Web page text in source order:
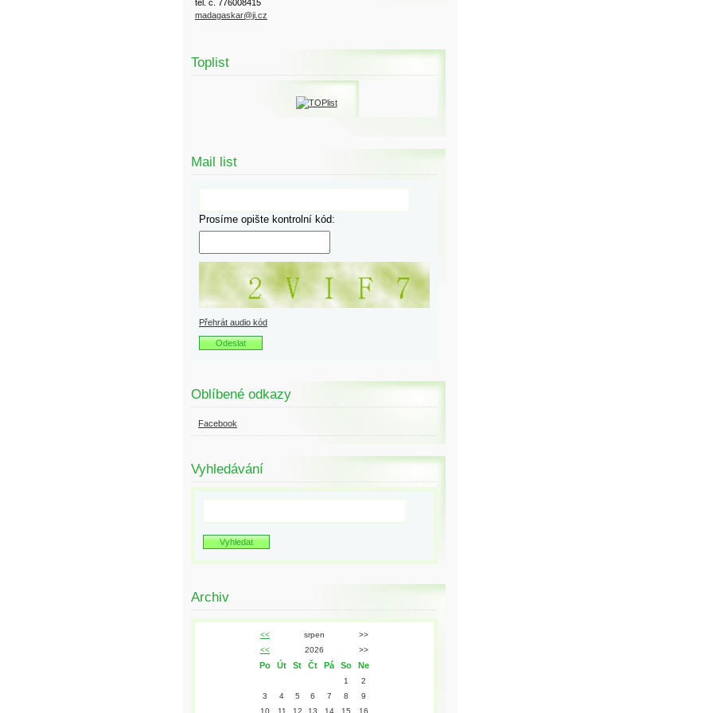
tel. č. 776008415
madagaskar@ji.cz
Toplist
Mail list
Prosíme opište kontrolní kód:
Přehrát audio kód
Oblíbené odkazy
Facebook
Vyhledávání
Archiv
<< srpen
>>
<<
2026 >>
Po Út St Čt Pá So Ne
1
2
3
4 5 6 7 8
9
10
11 12 13 14 15 16